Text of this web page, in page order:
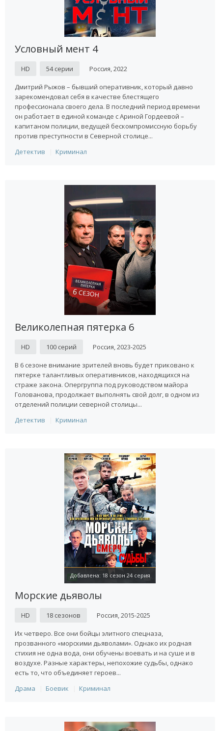
Условный мент 4
HD 54 серии Россия, 2022
Дмитрий Рыжов – бывший оперативник, который давно
зарекомендовал себя в качестве блестящего
профессионала своего дела. В последний период времени
он работает в единой команде с Ариной Гордеевой –
капитаном полиции, ведущей бескомпромиссную борьбу
против преступности в Северной столице...
Детектив
Криминал
Великолепная пятерка 6
HD 100 серий Россия, 2023-2025
В 6 сезоне внимание зрителей вновь будет приковано к
пятерке талантливых оперативников, находящихся на
страже закона. Опергруппа под руководством майора
Голованова, продолжает выполнять свой долг, в одном из
отделений полиции северной столицы...
Детектив
Криминал
Добавлена: 18 сезон 24 серия
Морские дьяволы
HD 18 сезонов Россия, 2015-2025
Их четверо. Все они бойцы элитного спецназа,
прозванного «морскими дьяволами». Однако их родная
стихия не одна вода, они обучены воевать и на суше и в
воздухе. Разные характеры, непохожие судьбы, однако
есть то, что объединяет героев...
Драма
Боевик Криминал